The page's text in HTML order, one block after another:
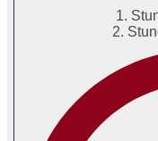
1.
2.